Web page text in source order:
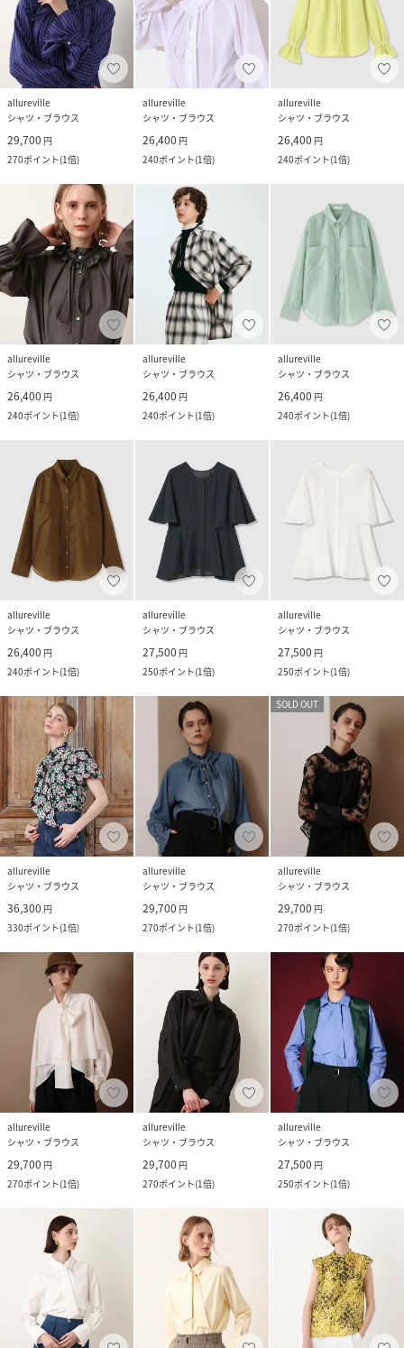
allureville
シャツ・ブラウス
29,700 円
270ポイント(1倍)
allureville
シャツ・ブラウス
26,400 円
240ポイント(1倍)
allureville
シャツ・ブラウス
26,400 円
240ポイント(1倍)
allureville
シャツ・ブラウス
26,400 円
240ポイント(1倍)
allureville
シャツ・ブラウス
26,400 円
240ポイント(1倍)
allureville
シャツ・ブラウス
26,400 円
240ポイント(1倍)
allureville
シャツ・ブラウス
26,400 円
240ポイント(1倍)
allureville
シャツ・ブラウス
27,500 円
250ポイント(1倍)
allureville
シャツ・ブラウス
27,500 円
250ポイント(1倍)
allureville
シャツ・ブラウス
36,300 円
330ポイント(1倍)
allureville
シャツ・ブラウス
29,700 円
270ポイント(1倍)
SOLD OUT
allureville
シャツ・ブラウス
29,700 円
270ポイント(1倍)
allureville
シャツ・ブラウス
29,700 円
270ポイント(1倍)
allureville
シャツ・ブラウス
29,700 円
270ポイント(1倍)
allureville
シャツ・ブラウス
27,500 円
250ポイント(1倍)